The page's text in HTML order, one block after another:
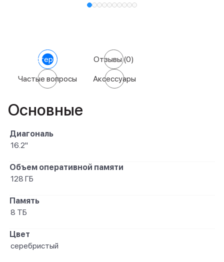
Характеристики Отзывы(0)
Частые вопросы Аксессуары
Основные
Диагональ
16.2"
Объем оперативной памяти
128 ГБ
Память
8 ТБ
Цвет
серебристый